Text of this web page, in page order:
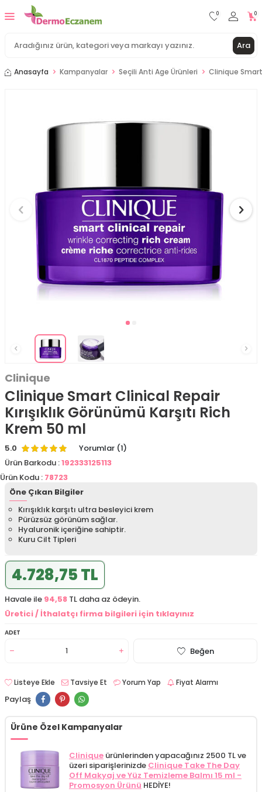
Ara
0 0
Anasayfa Kampanyalar Seçili Anti Age Ürünleri Clinique Smart
Clinique
Clinique Smart Clinical Repair
Kırışıklık Görünümü Karşıtı Rich
Krem 50 ml
5.0
Yorumlar (1)
Ürün Barkodu :192333125113
Ürün Kodu : 78723
Öne Çıkan Bilgiler
Kırışıklık karşıtı ultra besleyici krem
Pürüzsüz görünüm sağlar.
Hyaluronik içeriğine sahiptir.
Kuru Cilt Tipleri
4.728,75 TL
Havale ile 94,58 TL daha az ödeyin.
Üretici / İthalatçı firma bilgileri için tıklayınız
ADET
Beğen
Listeye Ekle Tavsiye Et Yorum Yap Fiyat Alarmı
Paylaş
Ürüne Özel Kampanyalar
Clinique ürünlerinden yapacağınız 2500 TL ve
üzeri siparişlerinizde Clinique Take The Day
Off Makyaj ve Yüz Temizleme Balmı 15 ml -
Promosyon Ürünü HEDİYE!